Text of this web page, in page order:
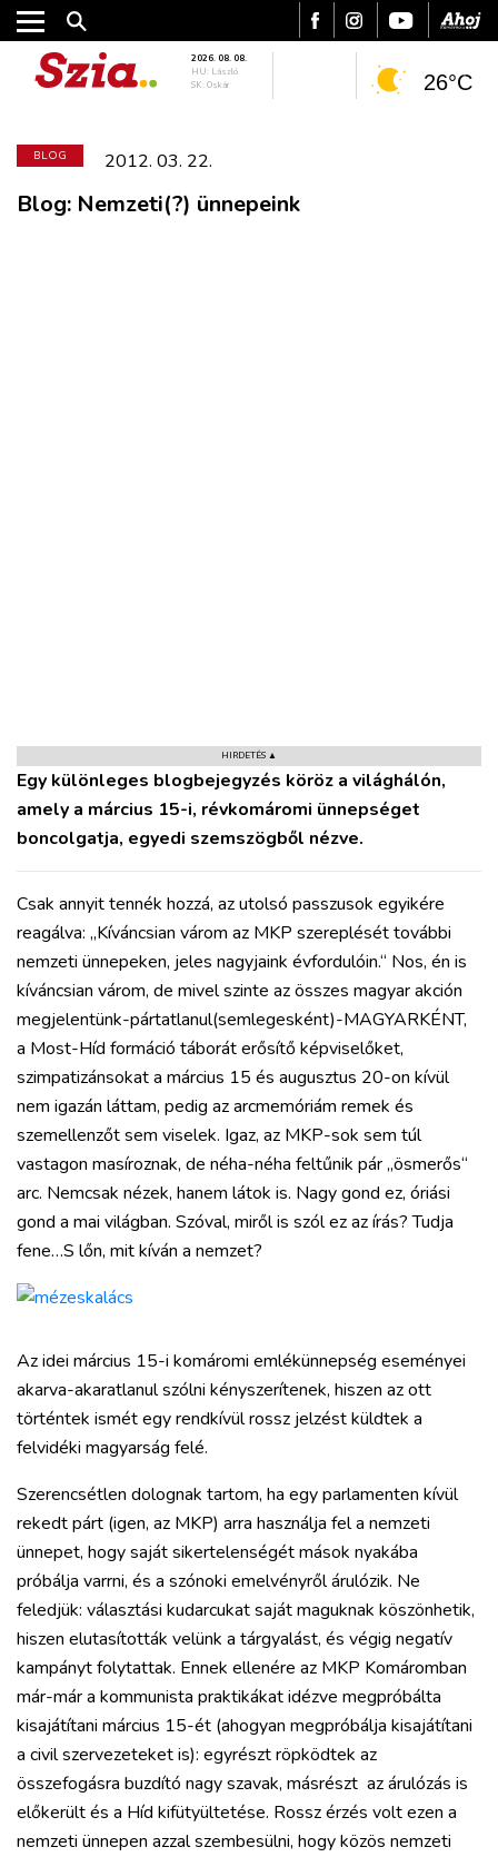
VÁROS
RÉGIÓ
SPORT
KULTÚRA
MIX
2026. 08. 08.
HU: László
SK: Oskár
26°C
BLOG 2012. 03. 22.
Blog: Nemzeti(?) ünnepeink
HIRDETÉS ▲
Egy különleges blogbejegyzés köröz a világhálón,
amely a március 15-i, révkomáromi ünnepséget
boncolgatja, egyedi szemszögből nézve.
Csak annyit tennék hozzá, az utolsó passzusok egyikére
reagálva: „Kíváncsian várom az MKP szereplését további
nemzeti ünnepeken, jeles nagyjaink évfordulóin.“ Nos, én is
kíváncsian várom, de mivel szinte az összes magyar akción
megjelentünk-pártatlanul(semlegesként)-MAGYARKÉNT,
a Most-Híd formáció táborát erősítő képviselőket,
szimpatizánsokat a március 15 és augusztus 20-on kívül
nem igazán láttam, pedig az arcmemóriám remek és
szemellenzőt sem viselek. Igaz, az MKP-sok sem túl
vastagon masíroznak, de néha-néha feltűnik pár „ösmerős“
arc. Nemcsak nézek, hanem látok is. Nagy gond ez, óriási
gond a mai világban. Szóval, miről is szól ez az írás? Tudja
fene…S lőn, mit kíván a nemzet?
Az idei március 15-i komáromi emlékünnepség eseményei
akarva-akaratlanul szólni kényszerítenek, hiszen az ott
történtek ismét egy rendkívül rossz jelzést küldtek a
felvidéki magyarság felé.
Szerencsétlen dolognak tartom, ha egy parlamenten kívül
rekedt párt (igen, az MKP) arra használja fel a nemzeti
ünnepet, hogy saját sikertelenségét mások nyakába
próbálja varrni, és a szónoki emelvényről árulózik. Ne
feledjük: választási kudarcukat saját maguknak köszönhetik,
hiszen elutasították velünk a tárgyalást, és végig negatív
kampányt folytattak. Ennek ellenére az MKP Komáromban
már-már a kommunista praktikákat idézve megpróbálta
kisajátítani március 15-ét (ahogyan megpróbálja kisajátítani
a civil szervezeteket is): egyrészt röpködtek az
összefogásra buzdító nagy szavak, másrészt az árulózás is
előkerült és a Híd kifütyültetése. Rossz érzés volt ezen a
nemzeti ünnepen azzal szembesülni, hogy közös nemzeti